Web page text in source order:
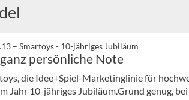
– Smartoys - 10-jähriges Jubiläum
persönliche Note
die Idee+Spiel-Marketinglinie für
Jahr 10-jähriges Jubiläum.Grund genug,